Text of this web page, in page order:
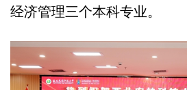
经济管理三个本科专业。